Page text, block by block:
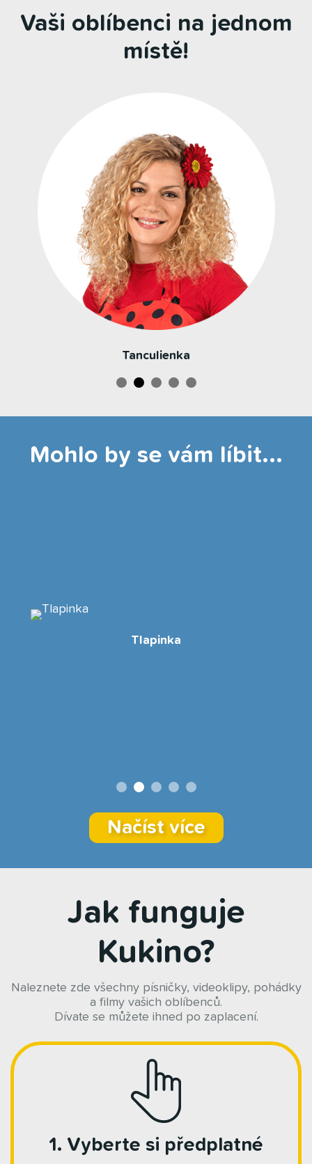
Vaši oblíbenci na jednom
místě!
Tanculienka
Mohlo by se vám líbit...
Tlapinka
Načíst více
Jak funguje
Kukino?
Naleznete zde všechny písničky, videoklipy, pohádky
a filmy vašich oblíbenců.
Dívate se můžete ihned po zaplacení.
1. Vyberte si předplatné